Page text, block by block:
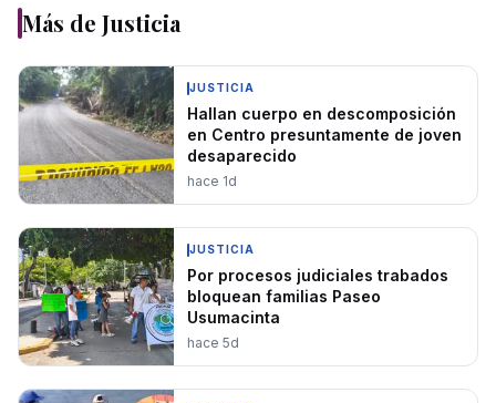
Más de Justicia
JUSTICIA
Hallan cuerpo en descomposición
en Centro presuntamente de joven
desaparecido
hace 1d
JUSTICIA
Por procesos judiciales trabados
bloquean familias Paseo
Usumacinta
hace 5d